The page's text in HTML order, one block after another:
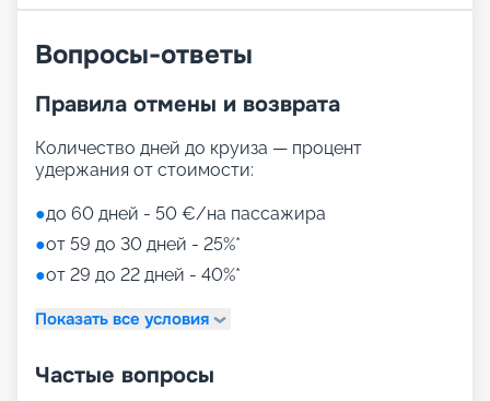
Вопросы-ответы
Правила отмены и возврата
Количество дней до круиза — процент
удержания от стоимости:
●до 60 дней - 50 €/на пассажира
●от 59 до 30 дней - 25%*
●от 29 до 22 дней - 40%*
Показать все условия
Частые вопросы